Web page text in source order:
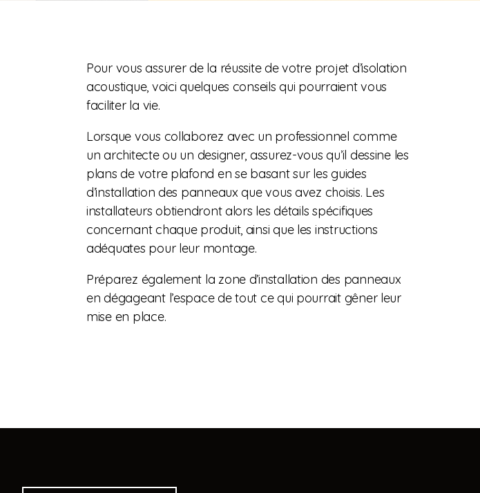
Pour vous assurer de la réussite de votre projet d’isolation
acoustique, voici quelques conseils qui pourraient vous
faciliter la vie.
Lorsque vous collaborez avec un professionnel comme
un architecte ou un designer, assurez-vous qu’il dessine les
plans de votre plafond en se basant sur les guides
d’installation des panneaux que vous avez choisis. Les
installateurs obtiendront alors les détails spécifiques
concernant chaque produit, ainsi que les instructions
adéquates pour leur montage.
Préparez également la zone d’installation des panneaux
en dégageant l’espace de tout ce qui pourrait gêner leur
mise en place.